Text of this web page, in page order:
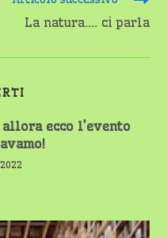
La natura…. ci parla
ecco l’evento